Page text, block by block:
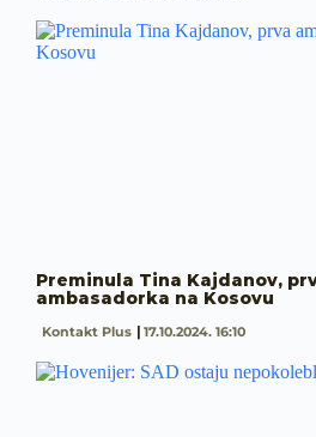
Preminula Tina Kajdanov,
ambasadorka na Kosovu
Kontakt Plus 17.10.2024. 16:10